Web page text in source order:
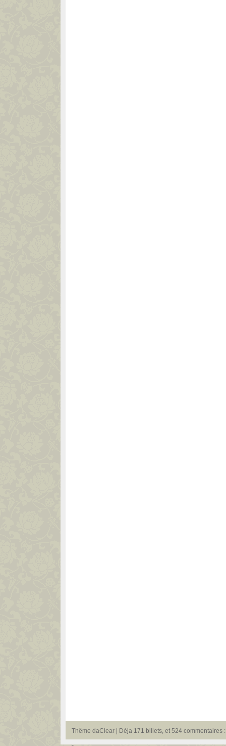
Thême daClear | Déja 171 billets, et 524 commentaires